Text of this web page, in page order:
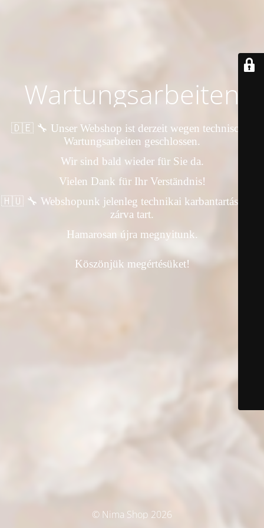
Wartungsarbeiten
🇩🇪 🔧 Unser Webshop ist derzeit wegen technischer
Wartungsarbeiten geschlossen.
Wir sind bald wieder für Sie da.
Vielen Dank für Ihr Verständnis!
🇭🇺 🔧 Webshopunk jelenleg technikai karbantartás miatt
zárva tart.
Hamarosan újra megnyitunk.
Köszönjük megértésüket!
© Nima Shop 2026